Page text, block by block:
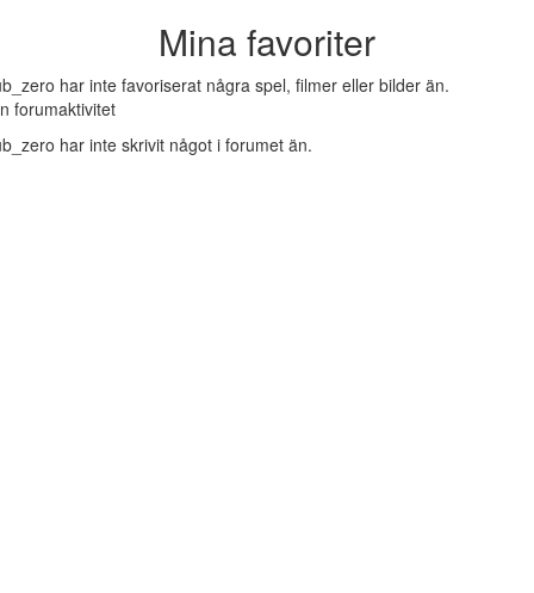
Mina favoriter
har inte favoriserat några spel, filmer eller bilder än.
forumaktivitet
har inte skrivit något i forumet än.